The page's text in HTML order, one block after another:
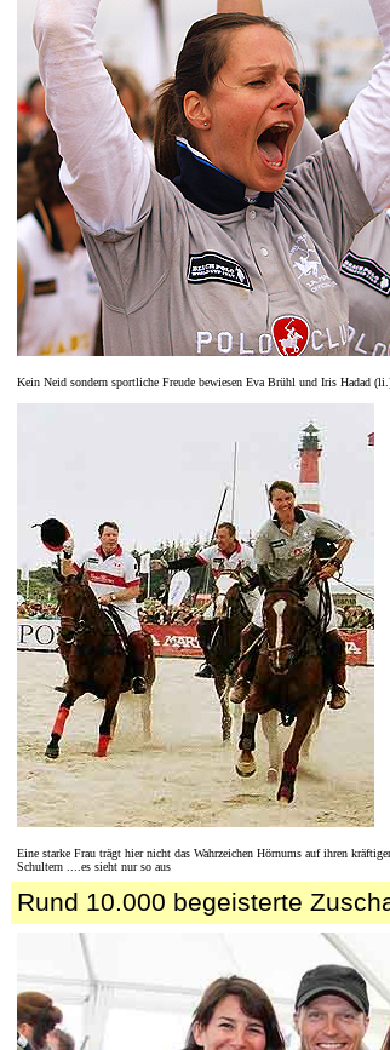
Kein Neid sondern sportliche Freude bewiesen Eva Brühl und Iris Hadad
Eine starke Frau trägt hier nicht das Wahrzeichen Hörnums auf ihren
Schultern ....es sieht nur so aus
Rund 10.000 begeisterte